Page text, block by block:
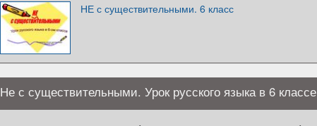
НЕ с существительными. 6 класс
Не с существительными. Урок русского языка в 6 классе